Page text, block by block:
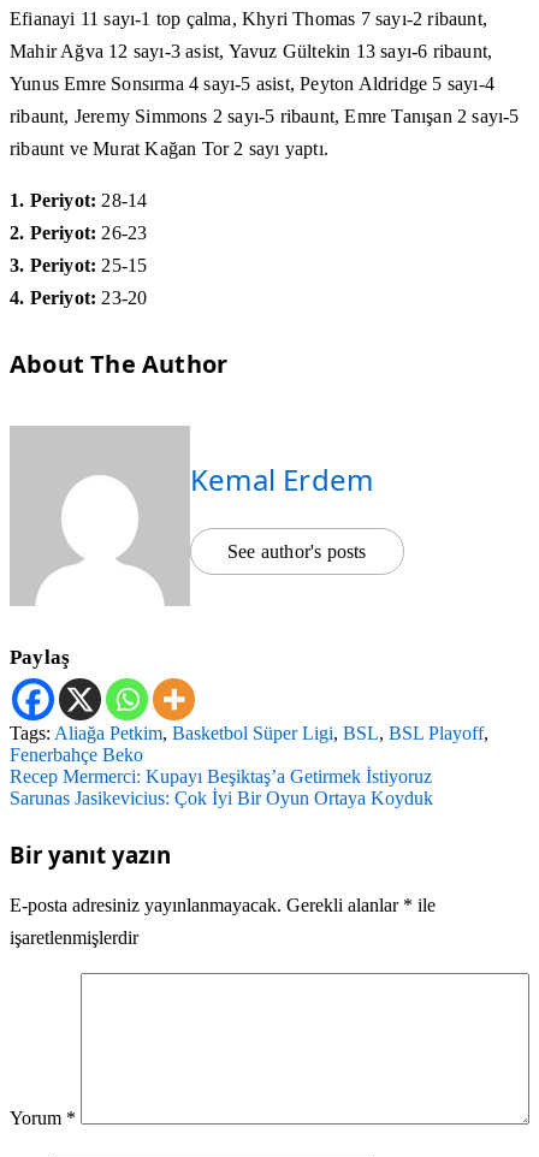
Efianayi 11 sayı-1 top çalma, Khyri Thomas 7 sayı-2 ribaunt,
Mahir Ağva 12 sayı-3 asist, Yavuz Gültekin 13 sayı-6 ribaunt,
Yunus Emre Sonsırma 4 sayı-5 asist, Peyton Aldridge 5 sayı-4
ribaunt, Jeremy Simmons 2 sayı-5 ribaunt, Emre Tanışan 2 sayı-5
ribaunt ve Murat Kağan Tor 2 sayı yaptı.
1. Periyot: 28-14
2. Periyot: 26-23
3. Periyot: 25-15
4. Periyot: 23-20
About The Author
Kemal Erdem
See author's posts
Paylaş
Tags: Aliağa Petkim, Basketbol Süper Ligi, BSL, BSL Playoff,
Fenerbahçe Beko
Yazı
Recep Mermerci: Kupayı Beşiktaş’a Getirmek İstiyoruz
Sarunas Jasikevicius: Çok İyi Bir Oyun Ortaya Koyduk
Bir yanıt yazın
E-posta adresiniz yayınlanmayacak. Gerekli alanlar * ile
işaretlenmişlerdir
Yorum *